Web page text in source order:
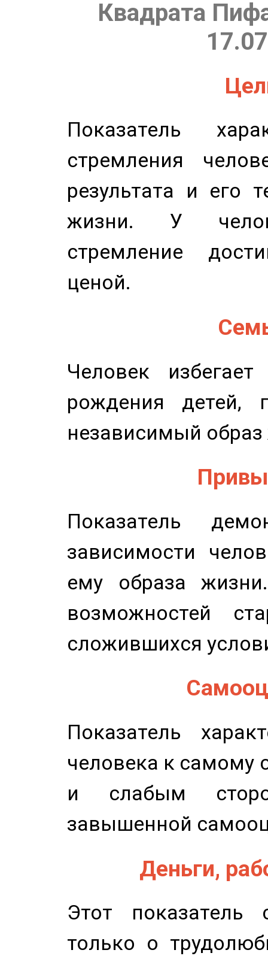
Квадрата
Показатель
стремления
результата и его
жизни. У
стремление
ценой.
Человек
рождения детей,
независимый
Показатель
зависимости
ему образа
возможностей
сложившихся
Показатель
человека к самому
и слабым
завышенной
Деньги,
Этот показатель
только о